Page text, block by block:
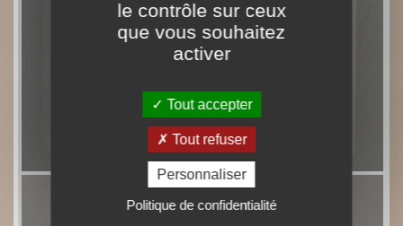
le contrôle sur ceux
que vous souhaitez
activer
Tout accepter
Tout refuser
Personnaliser
Politique de confidentialité